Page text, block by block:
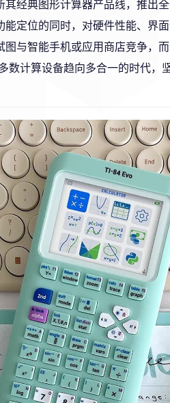
其经典图形计算器产品线，推出
能定位的同时，对硬件性能、界
图与智能手机或应用商店竞争，
数计算设备趋向多合一的时代，